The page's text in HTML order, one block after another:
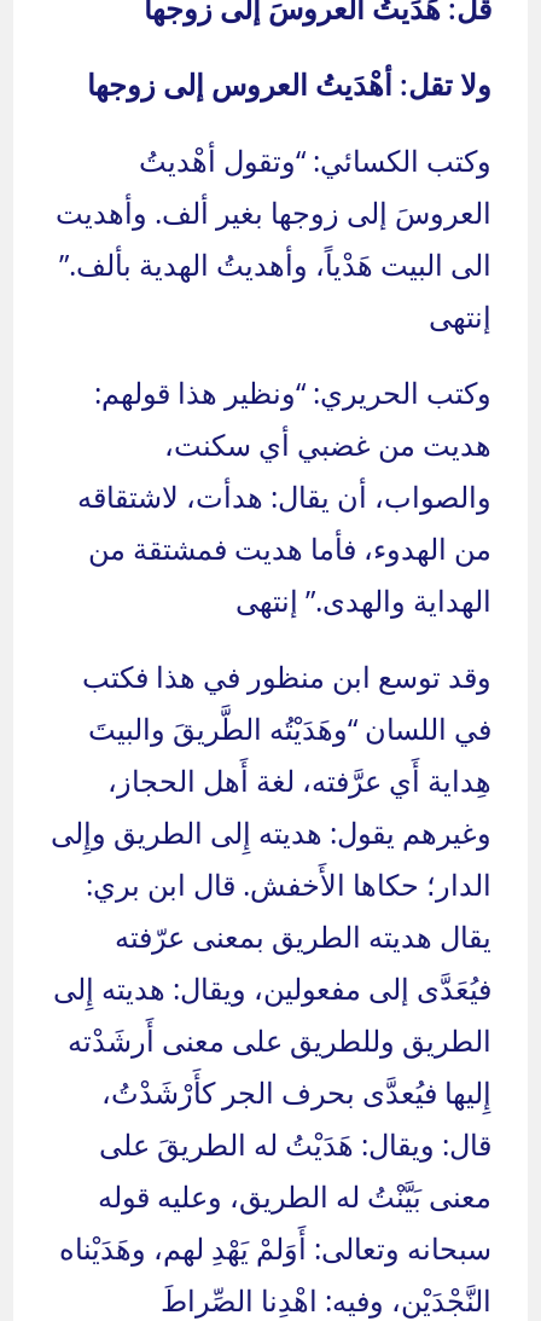
ولا تقل: أهْدَيتُ العروس إلى زوجها
وكتب الكسائي: “وتقول أهْديتُ
العروسَ إلى زوجها بغير ألف. وأهديت
الى البيت هَدْياً، وأهديتُ الهدية بألف.”
إنتهى
وكتب الحريري: “ونظير هذا قولهم:
هديت من غضبي أي سكنت،
والصواب، أن يقال: هدأت، لاشتقاقه
من الهدوء، فأما هديت فمشتقة من
الهداية والهدى.” إنتهى
وقد توسع ابن منظور في هذا فكتب
في اللسان “وهَدَيْتُه الطَّريقَ والبيتَ
هِداية أَي عرَّفته، لغة أَهل الحجاز،
وغيرهم يقول: هديته إِلى الطريق وإِلى
الدار؛ حكاها الأَخفش. قال ابن بري:
يقال هديته الطريق بمعنى عرّفته
فيُعَدَّى إلى مفعولين، ويقال: هديته إِلى
الطريق وللطريق على معنى أَرشَدْته
إِليها فيُعدَّى بحرف الجر كأَرْشَدْتُ،
قال: ويقال: هَدَيْتُ له الطريقَ على
معنى بَيَّنْتُ له الطريق، وعليه قوله
سبحانه وتعالى: أَوَلمْ يَهْدِ لهم، وهَدَيْناه
النَّجْدَيْن، وفيه: اهْدِنا الصِّراطَ